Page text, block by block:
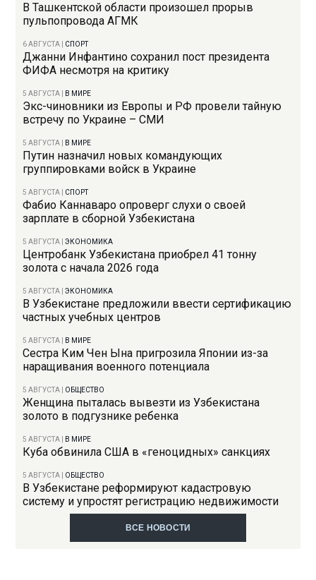
В Ташкентской области произошел прорыв
пульпопровода АГМК
6 АВГУСТА СПОРТ
Джанни Инфантино сохранил пост президента
ФИФА несмотря на критику
5 АВГУСТА В МИРЕ
Экс-чиновники из Европы и РФ провели тайную
встречу по Украине – СМИ
5 АВГУСТА В МИРЕ
Путин назначил новых командующих
группировками войск в Украине
5 АВГУСТА СПОРТ
Фабио Каннаваро опроверг слухи о своей
зарплате в сборной Узбекистана
5 АВГУСТА |ЭКОНОМИКА
Центробанк Узбекистана приобрел 41 тонну
золота с начала 2026 года
5 АВГУСТА |ЭКОНОМИКА
В Узбекистане предложили ввести сертификацию
частных учебных центров
5 АВГУСТА В МИРЕ
Сестра Ким Чен Ына пригрозила Японии из-за
наращивания военного потенциала
5 АВГУСТА ОБЩЕСТВО
Женщина пыталась вывезти из Узбекистана
золото в подгузнике ребенка
5 АВГУСТА В МИРЕ
Куба обвинила США в «геноцидных» санкциях
5 АВГУСТА ОБЩЕСТВО
В Узбекистане реформируют кадастровую
систему и упростят регистрацию недвижимости
ВСЕ НОВОСТИ